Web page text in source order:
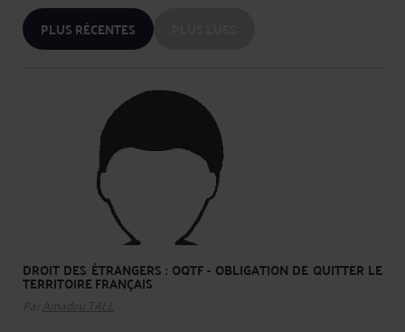
PLUS RÉCENTES
DROIT DES ÉTRANGERS : OQTF - OBLIGATION DE QUITTER LE
TERRITOIRE FRANÇAIS
Par Amadou TALL